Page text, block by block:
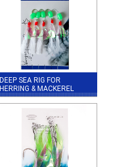
DEEP SEA RIG FOR
HERRING & MACKEREL